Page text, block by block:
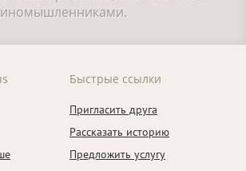
Быстрые ссылки
Пригласить друга
Рассказать историю
Предложить услугу